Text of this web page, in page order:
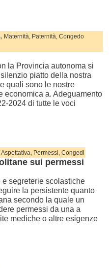
, Maternità, Paternità, Congedo
la Provincia autonoma si
piatto della nostra
quali sono le nostre
economica a. Adeguamento
2024 di tutte le voci
Aspettativa, Permessi, Congedi
sui permessi
segreterie scolastiche
la persistente quanto
secondo la quale un
permessi da una a
mediche o altre esigenze